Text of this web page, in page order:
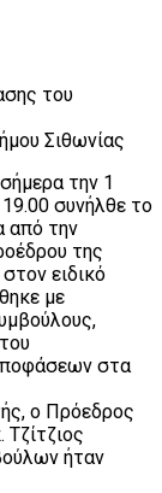
του
Σιθωνίας
την 1
συνήλθε το
από την
της
ειδικό
με
στα
ο Πρόεδρος
ήταν